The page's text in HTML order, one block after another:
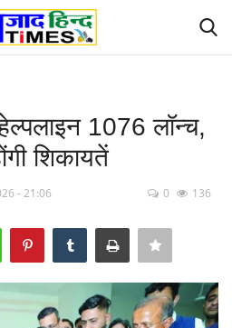
1076 लॉन्च,
शिकायतें
- 21:06 0 136